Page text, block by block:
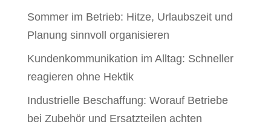
Sommer im Betrieb: Hitze, Urlaubszeit und
Planung sinnvoll organisieren
Kundenkommunikation im Alltag: Schneller
reagieren ohne Hektik
Industrielle Beschaffung: Worauf Betriebe
bei Zubehör und Ersatzteilen achten